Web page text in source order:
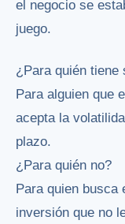
el negocio se
juego.
¿Para quién tiene
Para alguien que
acepta la
plazo.
¿Para quién no?
Para quien busca
inversión que no